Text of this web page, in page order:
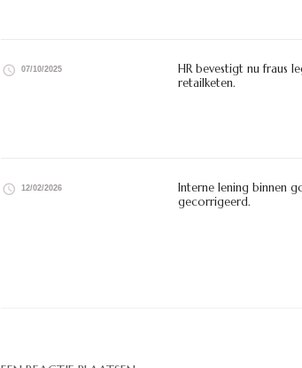
07/10/2025
HR bevestigt nu fraus
retailketen.
12/02/2026
Interne lening binnen
gecorrigeerd.